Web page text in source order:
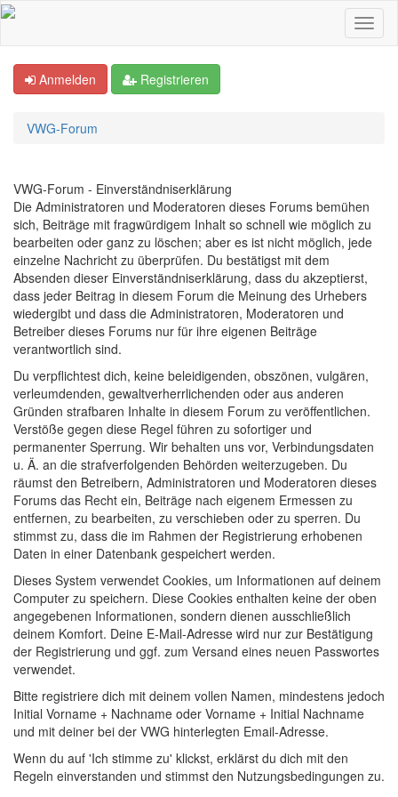
Anmelden Registrieren
VWG-Forum
VWG-Forum - Einverständniserklärung
Die Administratoren und Moderatoren dieses Forums bemühen
sich, Beiträge mit fragwürdigem Inhalt so schnell wie möglich zu
bearbeiten oder ganz zu löschen; aber es ist nicht möglich, jede
einzelne Nachricht zu überprüfen. Du bestätigst mit dem
Absenden dieser Einverständniserklärung, dass du akzeptierst,
dass jeder Beitrag in diesem Forum die Meinung des Urhebers
wiedergibt und dass die Administratoren, Moderatoren und
Betreiber dieses Forums nur für ihre eigenen Beiträge
verantwortlich sind.
Du verpflichtest dich, keine beleidigenden, obszönen, vulgären,
verleumdenden, gewaltverherrlichenden oder aus anderen
Gründen strafbaren Inhalte in diesem Forum zu veröffentlichen.
Verstöße gegen diese Regel führen zu sofortiger und
permanenter Sperrung. Wir behalten uns vor, Verbindungsdaten
u. Ä. an die strafverfolgenden Behörden weiterzugeben. Du
räumst den Betreibern, Administratoren und Moderatoren dieses
Forums das Recht ein, Beiträge nach eigenem Ermessen zu
entfernen, zu bearbeiten, zu verschieben oder zu sperren. Du
stimmst zu, dass die im Rahmen der Registrierung erhobenen
Daten in einer Datenbank gespeichert werden.
Dieses System verwendet Cookies, um Informationen auf deinem
Computer zu speichern. Diese Cookies enthalten keine der oben
angegebenen Informationen, sondern dienen ausschließlich
deinem Komfort. Deine E-Mail-Adresse wird nur zur Bestätigung
der Registrierung und ggf. zum Versand eines neuen Passwortes
verwendet.
Bitte registriere dich mit deinem vollen Namen, mindestens jedoch
Initial Vorname + Nachname oder Vorname + Initial Nachname
und mit deiner bei der VWG hinterlegten Email-Adresse.
Wenn du auf 'Ich stimme zu' klickst, erklärst du dich mit den
Regeln einverstanden und stimmst den Nutzungsbedingungen zu.